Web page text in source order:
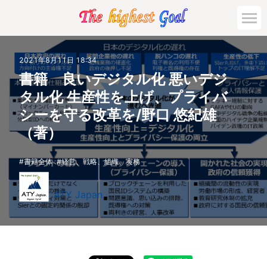
2021年8月11日 18:34
書籍 良いデジタル化 悪いデジ
タル化 生産性を上げ、プライバ
シーを守る改革を/野口 悠紀雄
（著）
書籍全体 経営、戦略、組織、実務
ATY Japan